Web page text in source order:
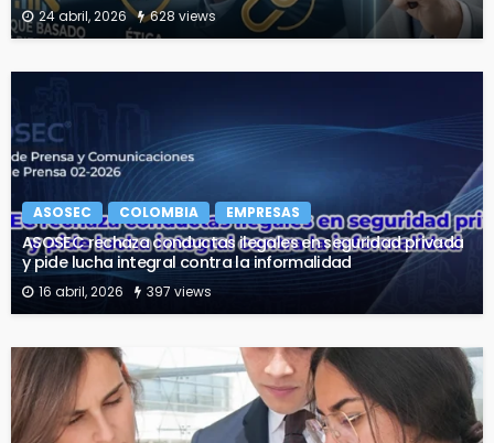
24 abril, 2026 628 views
ASOSEC COLOMBIA EMPRESAS
ASOSEC rechaza conductas ilegales en seguridad privada
y pide lucha integral contra la informalidad
16 abril, 2026 397 views